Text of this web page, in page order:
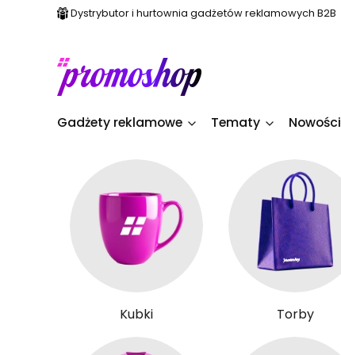
Dystrybutor i hurtownia gadżetów reklamowych B2B
Gadżety reklamowe Tematy Nowości
Kubki Torby